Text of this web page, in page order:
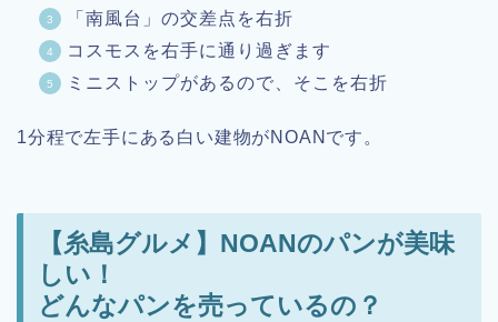
「南風台」の交差点を右折
コスモスを右手に通り過ぎます
ミニストップがあるので、そこを右折
1分程で左手にある白い建物がNOANです。
【糸島グルメ】NOANのパンが美味
しい！
どんなパンを売っているの？